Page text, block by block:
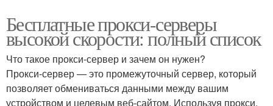
Бесплатные прокси-серверы
высокой скорости: полный список
Что такое прокси-сервер и зачем он нужен?
Прокси-сервер — это промежуточный сервер, который
позволяет обмениваться данными между вашим
устройством и целевым веб-сайтом. Используя прокси,